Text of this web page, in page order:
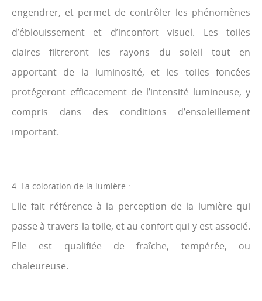
engendrer, et permet de contrôler les phénomènes
d’éblouissement et d’inconfort visuel. Les toiles
claires filtreront les rayons du soleil tout en
apportant de la luminosité, et les toiles foncées
protégeront efficacement de l’intensité lumineuse, y
compris dans des conditions d’ensoleillement
important.
4. La coloration de la lumière :
Elle fait référence à la perception de la lumière qui
passe à travers la toile, et au confort qui y est associé.
Elle est qualifiée de fraîche, tempérée, ou
chaleureuse.